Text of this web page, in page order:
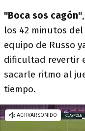
"Boca sos cagón"
los 42 minutos
equipo de Russo
dificultad revertir
sacarle ritmo al
tiempo.